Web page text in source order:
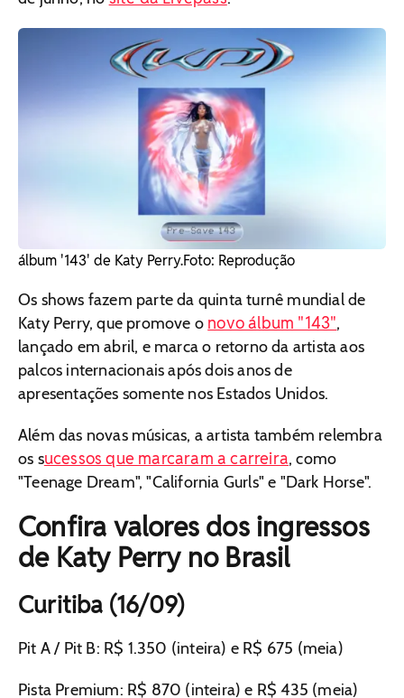
álbum '143' de Katy Perry. ​Foto: Reprodução
Os shows fazem parte da quinta turnê mundial de
Katy Perry, que promove o novo álbum "143",
lançado em abril, e marca o retorno da artista aos
palcos internacionais após dois anos de
apresentações somente nos Estados Unidos.
Além das novas músicas, a artista também relembra
os sucessos que marcaram a carreira, como
"Teenage Dream", "California Gurls" e "Dark Horse".
Confira valores dos ingressos
de Katy Perry no Brasil
Curitiba (16/09)
Pit A / Pit B: R$ 1.350 (inteira) e R$ 675 (meia)
Pista Premium: R$ 870 (inteira) e R$ 435 (meia)